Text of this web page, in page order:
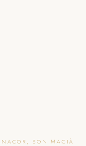
SON MACIÀ